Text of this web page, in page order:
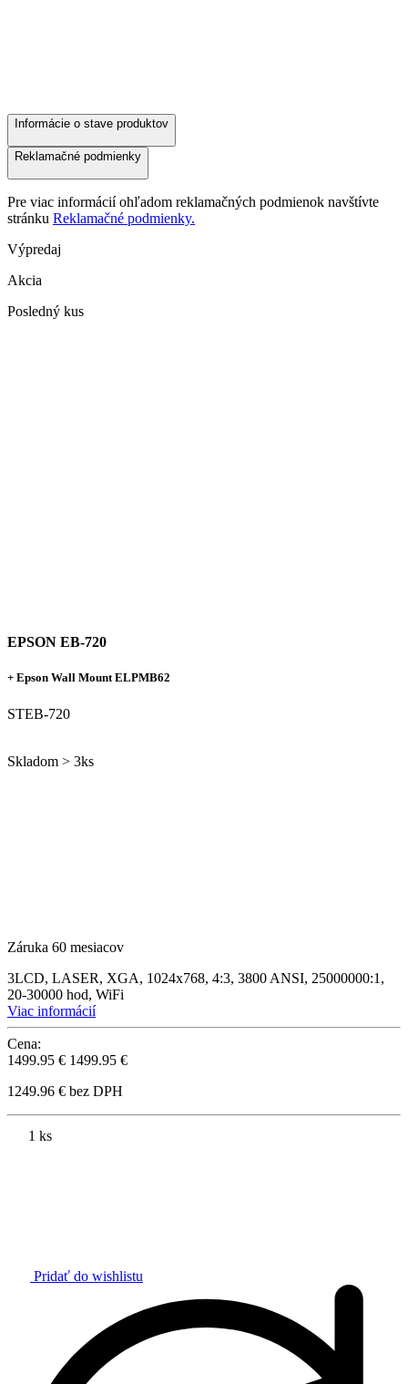
Informácie o stave produktov
Reklamačné podmienky
Pre viac informácií ohľadom reklamačných podmienok navštívte
stránku Reklamačné podmienky.
Výpredaj
Akcia
Posledný kus
EPSON EB-720
+ Epson Wall Mount ELPMB62
STEB-720
Skladom > 3ks
Záruka 60 mesiacov
3LCD, LASER, XGA, 1024x768, 4:3, 3800 ANSI, 25000000:1,
20-30000 hod, WiFi
Viac informácií
Cena:
1499.95 € 1499.95 €
1249.96 € bez DPH
1 ks
Pridať do wishlistu